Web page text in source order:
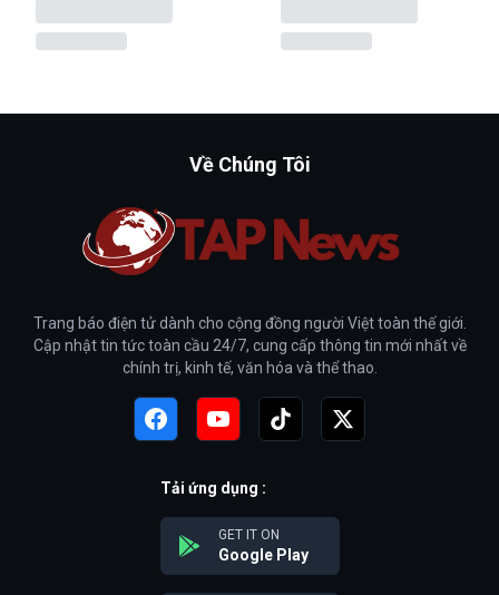
Về Chúng Tôi
Trang báo điện tử dành cho cộng đồng người Việt toàn thế giới.
Cập nhật tin tức toàn cầu 24/7, cung cấp thông tin mới nhất về
chính trị, kinh tế, văn hóa và thể thao.
Tải ứng dụng :
GET IT ON
Google Play